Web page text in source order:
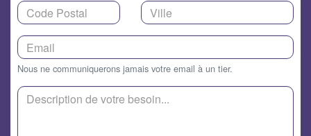
Nous ne communiquerons jamais votre email à un tier.